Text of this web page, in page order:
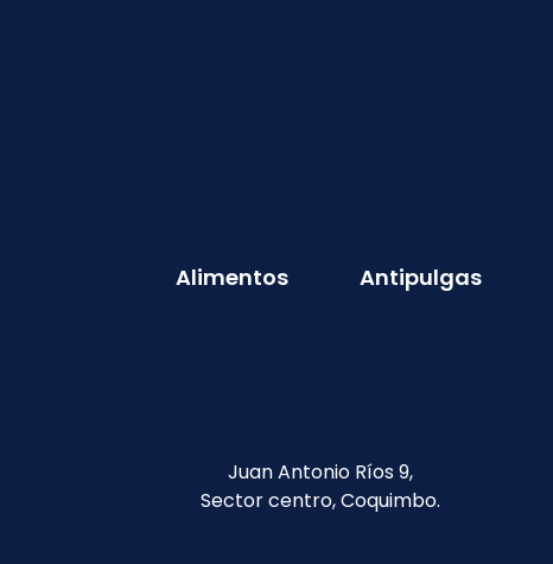
Alimentos Antipulgas
Juan Antonio Ríos 9,
Sector centro, Coquimbo.